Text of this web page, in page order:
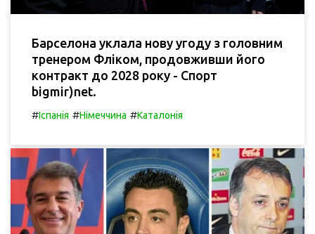
Барселона уклала нову угоду з головним
тренером Фліком, продовживши його
контракт до 2028 року - Спорт
bigmir)net.
#Іспанія #Німеччина #Каталонія